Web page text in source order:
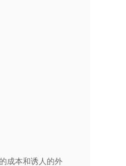
成本和诱人的外